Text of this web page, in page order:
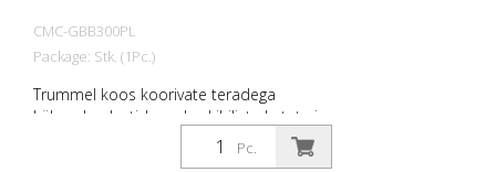
CMC-GBB300PL
Package: Stk. (1Pc.)
Trummel koos koorivate teradega
külmade plastide, paksukihiliste katete ja
termoplastide eemaldamiseks. Sobib
CMC CM 300 ja CM 300 D jaoks.
Pc.